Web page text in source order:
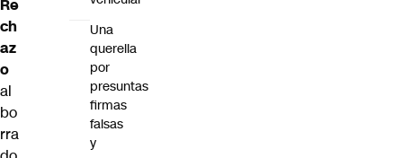
Re
ch
az
o
al
bo
rra
Una
querella
por
presuntas
firmas
falsas
y